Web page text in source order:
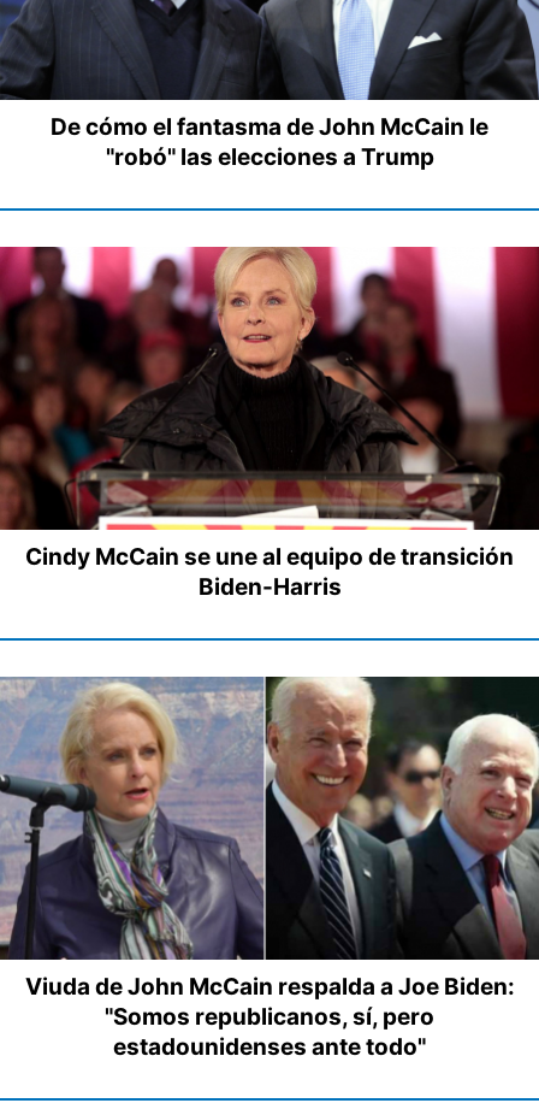
De cómo el fantasma de John McCain le
"robó" las elecciones a Trump
Cindy McCain se une al equipo de transición
Biden-Harris
Viuda de John McCain respalda a Joe Biden:
"Somos republicanos, sí, pero
estadounidenses ante todo"